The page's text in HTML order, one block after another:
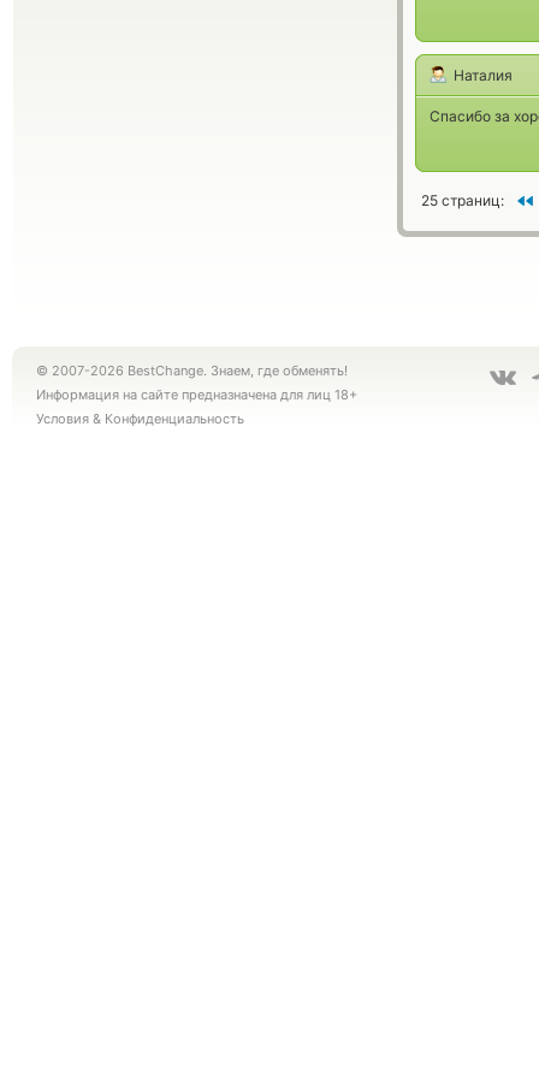
Наталия
Спасибо за
25 страниц:
© 2007-2026 BestChange. Знаем, где обменять!
Информация на сайте предназначена для лиц 18+
Условия & Конфиденциальность